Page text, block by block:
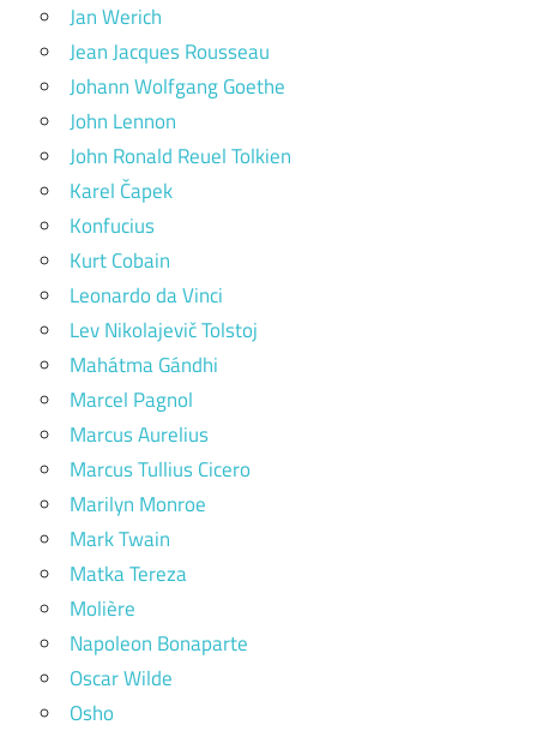
Jan Werich
Jean Jacques Rousseau
Johann Wolfgang Goethe
John Lennon
John Ronald Reuel Tolkien
Karel Čapek
Konfucius
Kurt Cobain
Leonardo da Vinci
Lev Nikolajevič Tolstoj
Mahátma Gándhi
Marcel Pagnol
Marcus Aurelius
Marcus Tullius Cicero
Marilyn Monroe
Mark Twain
Matka Tereza
Molière
Napoleon Bonaparte
Oscar Wilde
Osho